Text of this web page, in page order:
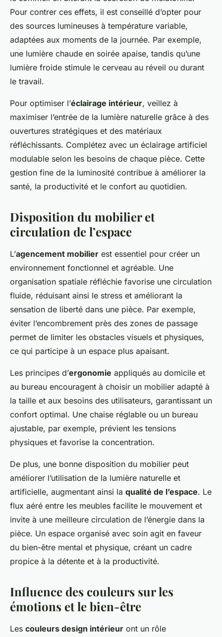
Pour contrer ces effets, il est conseillé d’opter pour
des sources lumineuses à température variable,
adaptées aux moments de la journée. Par exemple,
une lumière chaude en soirée apaise, tandis qu’une
lumière froide stimule le cerveau au réveil ou durant
le travail.
Pour optimiser l’éclairage intérieur, veillez à
maximiser l’entrée de la lumière naturelle grâce à des
ouvertures stratégiques et des matériaux
réfléchissants. Complétez avec un éclairage artificiel
modulable selon les besoins de chaque pièce. Cette
gestion fine de la luminosité contribue à améliorer la
santé, la productivité et le confort au quotidien.
Disposition du mobilier et
circulation de l’espace
L’agencement mobilier est essentiel pour créer un
environnement fonctionnel et agréable. Une
organisation spatiale réfléchie favorise une circulation
fluide, réduisant ainsi le stress et améliorant la
sensation de liberté dans une pièce. Par exemple,
éviter l’encombrement près des zones de passage
permet de limiter les obstacles visuels et physiques,
ce qui participe à un espace plus apaisant.
Les principes d’ergonomie appliqués au domicile et
au bureau encouragent à choisir un mobilier adapté à
la taille et aux besoins des utilisateurs, garantissant un
confort optimal. Une chaise réglable ou un bureau
ajustable, par exemple, prévient les tensions
physiques et favorise la concentration.
De plus, une bonne disposition du mobilier peut
améliorer l’utilisation de la lumière naturelle et
artificielle, augmentant ainsi la qualité de l’espace. Le
flux aéré entre les meubles facilite le mouvement et
invite à une meilleure circulation de l’énergie dans la
pièce. Un espace organisé avec soin agit en faveur
du bien-être mental et physique, créant un cadre
propice à la détente et à la productivité.
Influence des couleurs sur les
émotions et le bien-être
Les couleurs design intérieur ont un rôle